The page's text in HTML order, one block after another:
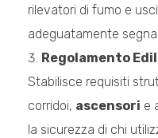
rilevatori di fumo e
adeguatamente
Regolamento
Stabilisce requisiti
corridoi, ascensori e
la sicurezza di chi